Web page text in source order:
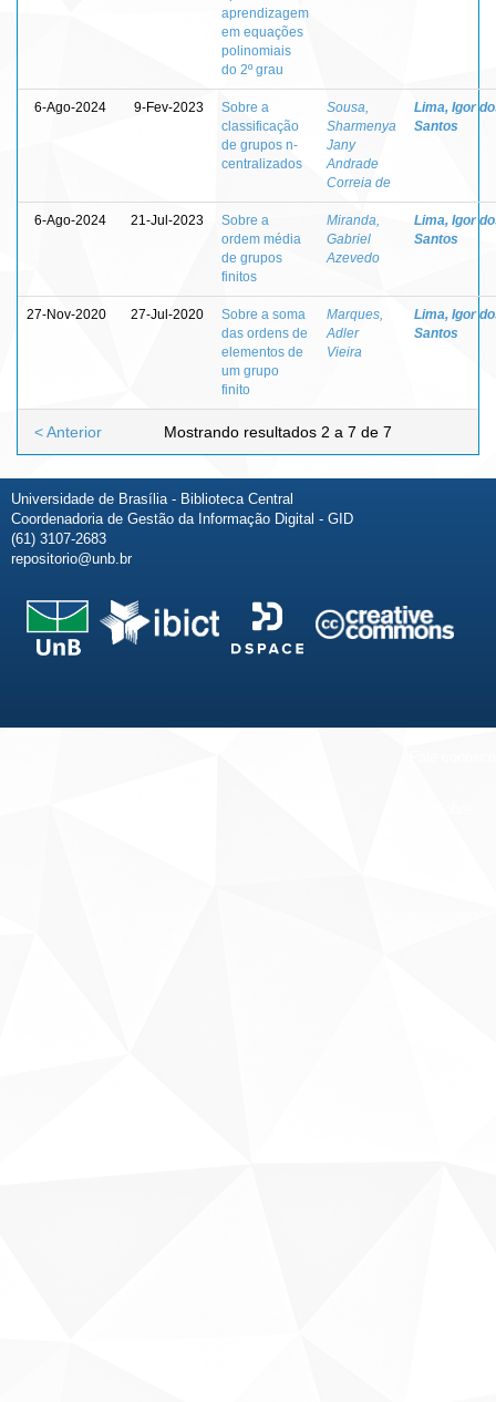
aprendizagem
em equações
polinomiais
do 2º grau
6-Ago-2024 9-Fev-2023
Sobre a
classificação
de grupos n-
centralizados
Sousa,
Sharmenya
Jany
Andrade
Correia de
Lima, Igor
Santos
6-Ago-2024 21-Jul-2023
Sobre a
ordem média
de grupos
finitos
Miranda,
Gabriel
Azevedo
Lima, Igor
Santos
27-Nov-2020 27-Jul-2020
Sobre a soma
das ordens de
elementos de
um grupo
finito
Marques,
Adler
Vieira
Lima, Igor
Santos
Mostrando resultados 2 a 7 de 7
< Anterior
Universidade de Brasília - Biblioteca Central
Coordenadoria de Gestão da Informação Digital - GID
(61) 3107-2683
repositorio@unb.br